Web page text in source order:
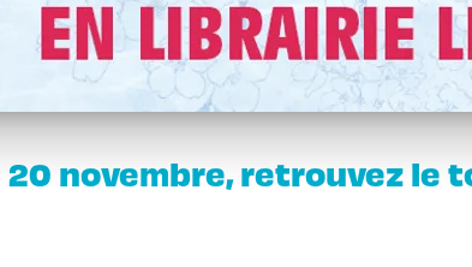
20 novembre, retrouvez le